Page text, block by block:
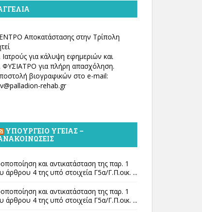
Αποκατάστασης στην Τρίπολη
Ιατρούς για κάλυψη εφημεριών και
ΦΥΣΙΑΤΡΟ για πλήρη απασχόληση.
βιογραφικών στο e-mail:
rehab.gr
ΥΠΟΥΡΓΕΊΟ ΥΓΕΊΑΣ –
και αντικατάσταση της παρ. 1
άρθρου 4 της υπό στοιχεία Γ5α/Γ.Π.οικ. ...
και αντικατάσταση της παρ. 1
άρθρου 4 της υπό στοιχεία Γ5α/Γ.Π.οικ. ...